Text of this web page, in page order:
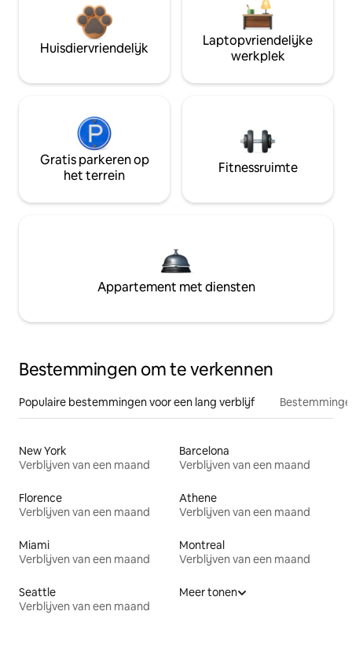
Huisdiervriendelijk
Laptopvriendelijke
werkplek
Gratis parkeren op
het terrein
Fitnessruimte
Appartement met diensten
Bestemmingen om te verkennen
Populaire bestemmingen voor een lang verblijf
New York
Verblijven van een maand
Barcelona
Verblijven van een maand
Florence
Verblijven van een maand
Athene
Verblijven van een maand
Miami
Verblijven van een maand
Montreal
Verblijven van een maand
Seattle
Verblijven van een maand
Meer tonen